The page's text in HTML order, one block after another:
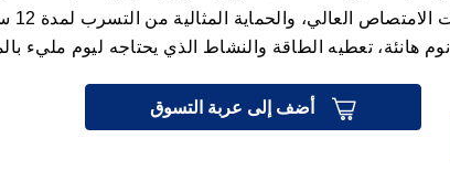
هانئة، تعطيه الطاقة والنشاط الذي يحتاجه ليوم مليء
أضف إلى عربة التسوق